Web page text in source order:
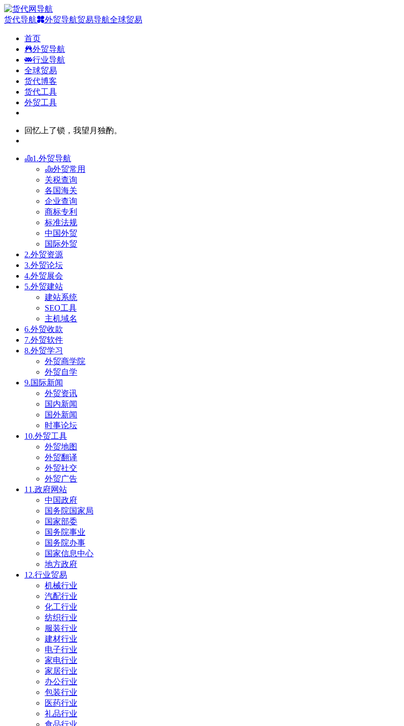
货代导航 外贸导航贸易导航全球贸易
首页
外贸导航
行业导航
全球贸易
货代博客
货代工具
外贸工具
回忆上了锁，我望月独酌。
1.外贸导航
外贸常用
关税查询
各国海关
企业查询
商标专利
标准法规
中国外贸
国际外贸
2.外贸资源
3.外贸论坛
4.外贸展会
5.外贸建站
建站系统
SEO工具
主机域名
6.外贸收款
7.外贸软件
8.外贸学习
外贸商学院
外贸自学
9.国际新闻
外贸资讯
国内新闻
国外新闻
时事论坛
10.外贸工具
外贸地图
外贸翻译
外贸社交
外贸广告
11.政府网站
中国政府
国务院国家局
国家部委
国务院事业
国务院办事
国家信息中心
地方政府
12.行业贸易
机械行业
汽配行业
化工行业
纺织行业
服装行业
建材行业
电子行业
家电行业
家居行业
办公行业
包装行业
医药行业
礼品行业
食品行业